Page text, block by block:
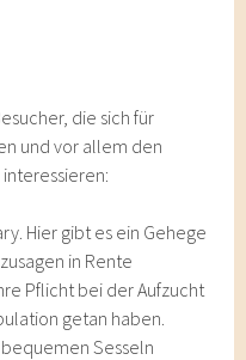
die sich für
und vor allem den
Hier gibt es ein Gehege
in Rente
Pflicht bei der Aufzucht
getan haben.
Sesseln